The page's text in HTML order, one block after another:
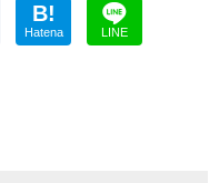
B!
Hatena LINE